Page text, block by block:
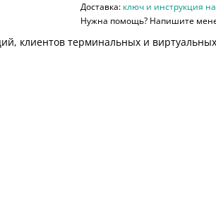
Доставка: ключ и инструкция
Нужна помощь? Напишите
клиентов терминальных и